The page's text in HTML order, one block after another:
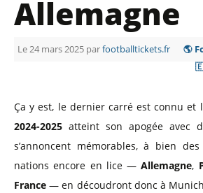
Allemagne
Le 24 mars 2025 parfootballtickets.fr
🌎
Ça y est, le dernier carré est connu et
2024-2025 atteint son apogée avec
s’annoncent mémorables, à bien
nations encore en lice —Allemagne,
France — en découdront donc à